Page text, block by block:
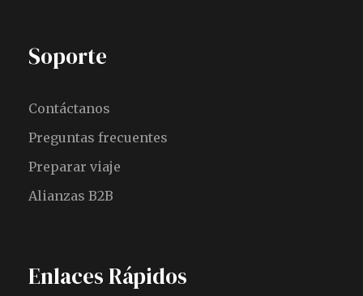
Soporte
Contáctanos
Preguntas frecuentes
Preparar viaje
Alianzas B2B
Enlaces Rápidos